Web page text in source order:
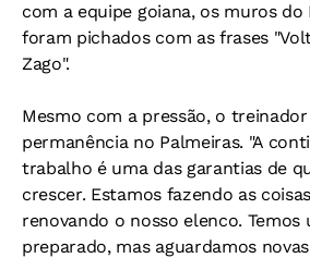
com a equipe goiana, os muros
foram pichados com as frases
Zago".
Mesmo com a pressão, o
permanência no Palmeiras. "A
trabalho é uma das garantias de
crescer. Estamos fazendo as
renovando o nosso elenco. Temos
preparado, mas aguardamos